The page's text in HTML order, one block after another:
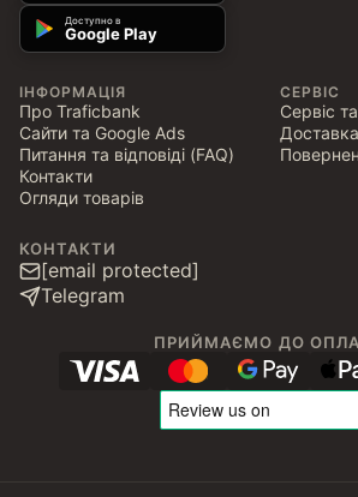
Доступно в
Google Play
ІНФОРМАЦІЯ
Про Traficbank
Сайти та Google Ads
Питання та відповіді (FAQ)
Контакти
Огляди товарів
СЕРВІС
Сервіс
КОНТАКТИ
[email protected]
Telegram
ПРИЙМАЄМО ДО